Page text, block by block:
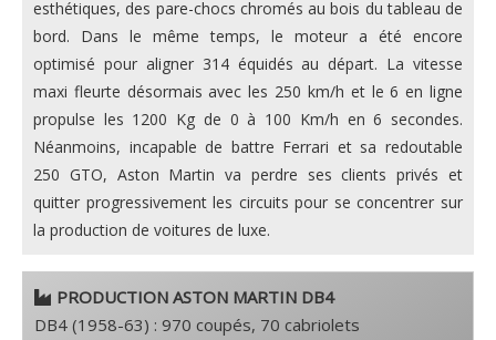
esthétiques, des pare-chocs chromés au bois du tableau de
bord. Dans le même temps, le moteur a été encore
optimisé pour aligner 314 équidés au départ. La vitesse
maxi fleurte désormais avec les 250 km/h et le 6 en ligne
propulse les 1200 Kg de 0 à 100 Km/h en 6 secondes.
Néanmoins, incapable de battre Ferrari et sa redoutable
250 GTO, Aston Martin va perdre ses clients privés et
quitter progressivement les circuits pour se concentrer sur
la production de voitures de luxe.
PRODUCTION ASTON MARTIN DB4
DB4 (1958-63) : 970 coupés, 70 cabriolets